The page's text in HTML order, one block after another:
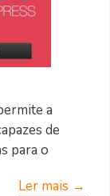
a
de
para o
Ler mais →